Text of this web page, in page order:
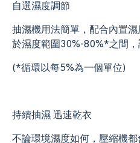
自選濕度調節
抽濕機用法簡單，配合內置
於濕度範圍30%-80%*之間，
(*循環以每5%為一個單位)
持續抽濕 迅速乾衣
不論環境濕度如何，壓縮機